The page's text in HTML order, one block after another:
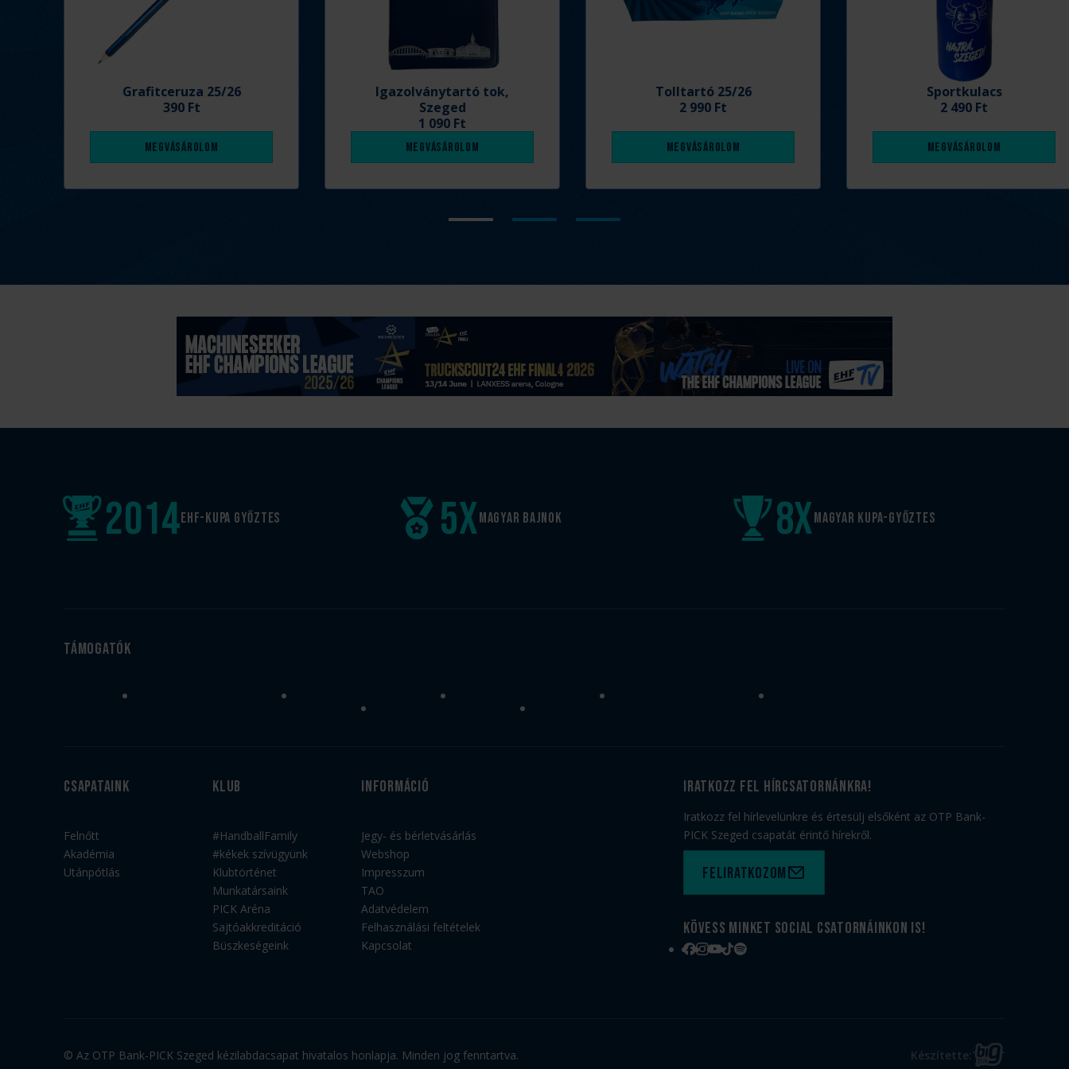
Grafitceruza 25/26
390 Ft
Megvásárolom
Igazolványtartó tok,
Szeged
1 090 Ft
Megvásárolom
Tolltartó 25/26
2 990 Ft
Megvásárolom
Sportkulacs
2 490 Ft
Megvásárolom
EHF-Kupa győztes
2014 Magyar bajnok
5x Magyar kupa-győztes
8x
Támogatók
Csapataink
Felnőtt
Akadémia
Utánpótlás
Klub
#HandballFamily
#kékek szívügyünk
Klubtörténet
Munkatársaink
PICK Aréna
Sajtóakkreditáció
Büszkeségeink
Információ
Jegy- és bérletvásárlás
Webshop
Impresszum
TAO
Adatvédelem
Felhasználási feltételek
Kapcsolat
iratkozz fel hírcsatornánkra!
Iratkozz fel hírlevelünkre és értesülj elsőként az OTP Bank-
PICK Szeged csapatát érintő hírekről.
Feliratkozom
Kövess minket social csatornáinkon is!
Facebook
Instagram
YouTube
TikTokSpotify
© Az OTP Bank-PICK Szeged kézilabdacsapat hivatalos honlapja. Minden jog fenntartva. Készítette: BIG